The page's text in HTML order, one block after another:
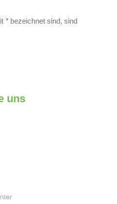
* bezeichnet sind, sind
uns